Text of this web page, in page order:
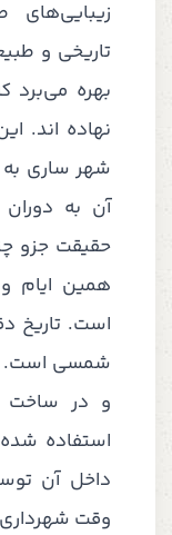
تاریخی و
بهره می‌برد
نهاده اند.
شهر ساری
آن به
حقیقت جزو
همین ایام
و در ساخت
استفاده
داخل آن
وقت شهرداری